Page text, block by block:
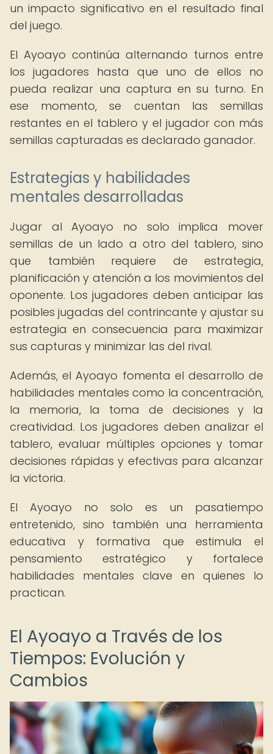
un impacto significativo en el resultado final
del juego.
El Ayoayo continúa alternando turnos entre
los jugadores hasta que uno de ellos no
pueda realizar una captura en su turno. En
ese momento, se cuentan las semillas
restantes en el tablero y el jugador con más
semillas capturadas es declarado ganador.
Estrategias y habilidades
mentales desarrolladas
Jugar al Ayoayo no solo implica mover
semillas de un lado a otro del tablero, sino
que también requiere de estrategia,
planificación y atención a los movimientos del
oponente. Los jugadores deben anticipar las
posibles jugadas del contrincante y ajustar su
estrategia en consecuencia para maximizar
sus capturas y minimizar las del rival.
Además, el Ayoayo fomenta el desarrollo de
habilidades mentales como la concentración,
la memoria, la toma de decisiones y la
creatividad. Los jugadores deben analizar el
tablero, evaluar múltiples opciones y tomar
decisiones rápidas y efectivas para alcanzar
la victoria.
El Ayoayo no solo es un pasatiempo
entretenido, sino también una herramienta
educativa y formativa que estimula el
pensamiento estratégico y fortalece
habilidades mentales clave en quienes lo
practican.
El Ayoayo a Través de los
Tiempos: Evolución y
Cambios